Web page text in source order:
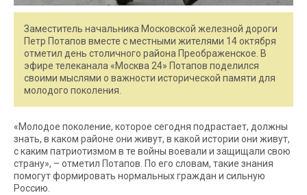
Заместитель начальника Московской железной дороги
Петр Потапов вместе с местными жителями 14 октября
отметил день столичного района Преображенское. В
эфире телеканала «Москва 24» Потапов поделился
своими мыслями о важности исторической памяти для
молодого поколения.
«Молодое поколение, которое сегодня подрастает, должны
знать, в каком районе они живут, в какой истории они живут,
с каким патриотизмом в те войны воевали и защищали свою
страну», – отметил Потапов. По его словам, такие знания
помогут формировать нормальных граждан и сильную
Россию.